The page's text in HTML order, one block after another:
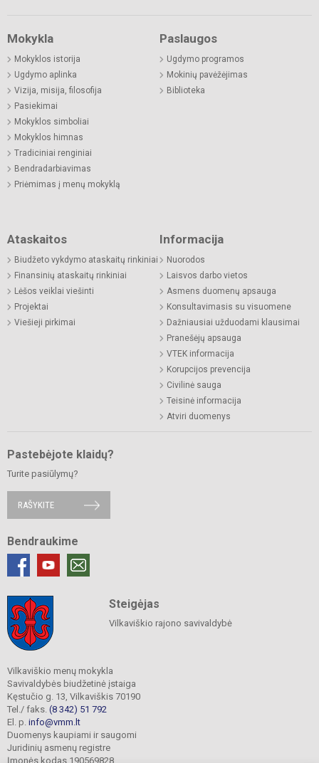
Mokykla
Mokyklos istorija
Ugdymo aplinka
Vizija, misija, filosofija
Pasiekimai
Mokyklos simboliai
Mokyklos himnas
Tradiciniai renginiai
Bendradarbiavimas
Priėmimas į menų mokyklą
Paslaugos
Ugdymo programos
Mokinių pavėžėjimas
Biblioteka
Ataskaitos
Biudžeto vykdymo ataskaitų rinkiniai
Finansinių ataskaitų rinkiniai
Lėšos veiklai viešinti
Projektai
Viešieji pirkimai
Informacija
Nuorodos
Laisvos darbo vietos
Asmens duomenų apsauga
Konsultavimasis su visuomene
Dažniausiai užduodami klausimai
Pranešėjų apsauga
VTEK informacija
Korupcijos prevencija
Civilinė sauga
Teisinė informacija
Atviri duomenys
Pastebėjote klaidų?
Turite pasiūlymų?
RAŠYKITE
Bendraukime
Steigėjas
Vilkaviškio rajono savivaldybė
Vilkaviškio menų mokykla
Savivaldybės biudžetinė įstaiga
Kęstučio g. 13, Vilkaviškis 70190
Tel./ faks. (8 342) 51 792
El. p. info@vmm.lt
Duomenys kaupiami ir saugomi
Juridinių asmenų registre
Įmonės kodas 190569828